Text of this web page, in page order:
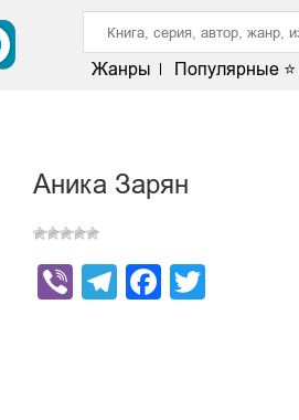
Жанры Популярные ⭐
Аника Зарян
ViberTelegram
Facebook